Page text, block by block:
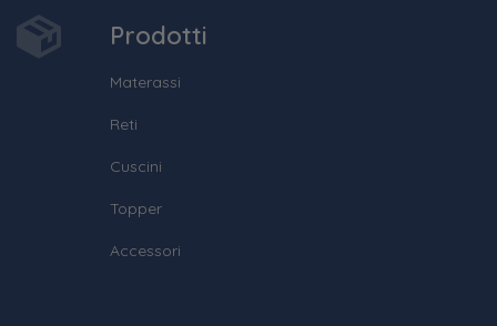
Prodotti
Materassi
Reti
Cuscini
Topper
Accessori